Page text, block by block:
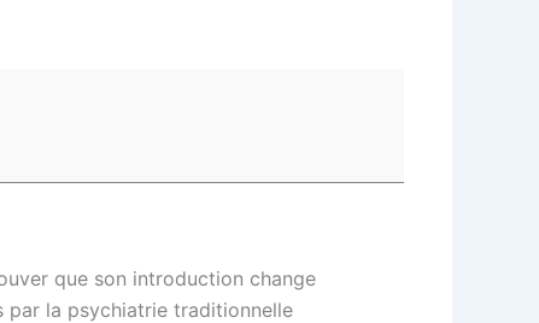
que son introduction change
par la psychiatrie traditionnelle